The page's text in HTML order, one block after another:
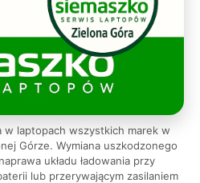
w laptopach wszystkich marek w
Górze. Wymiana uszkodzonego
układu ładowania przy
lub przerywającym zasilaniem